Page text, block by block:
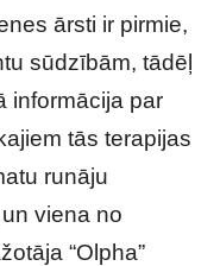
ārsti ir pirmie,
sūdzībām, tādēļ
informācija par
tās terapijas
runāju
viena no
“Olpha”